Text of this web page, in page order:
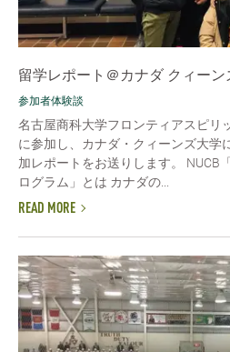
留学レポート＠カナダ クィーン
参加者体験談
名古屋商科大学フロンティアスピリ
に参加し、カナダ・クィーンズ大学
加レポートをお送りします。 NUCB
ログラム」とは カナダの...
READ MORE